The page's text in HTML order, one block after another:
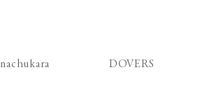
nachukara DOVERS